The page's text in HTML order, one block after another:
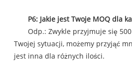
P6: Jakie jest Twoje MOQ dla
Odp.: Zwykle przyjmuje się
Twojej sytuacji, możemy przyjąć
jest inna dla różnych ilości.